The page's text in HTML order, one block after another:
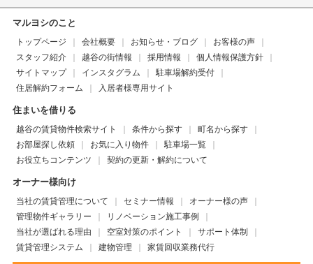
マルヨシのこと
トップページ 会社概要 お知らせ・ブログ
お客様の声
スタッフ紹介
越谷の街情報 採用情報
個人情報保護方針
サイトマップ
インスタグラム
駐車場解約受付
住居解約フォーム
入居者様専用サイト
住まいを借りる
越谷の賃貸物件検索サイト 条件から探す
町名から探す
お部屋探し依頼
お気に入り物件
駐車場一覧
お役立ちコンテンツ
契約の更新・解約について
オーナー様向け
当社の賃貸管理について セミナー情報
オーナー様の声
管理物件ギャラリー
リノベーション施工事例
当社が選ばれる理由
空室対策のポイント
サポート体制
賃貸管理システム
建物管理 家賃回収業務代行